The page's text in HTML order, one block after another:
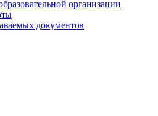
организации
документов